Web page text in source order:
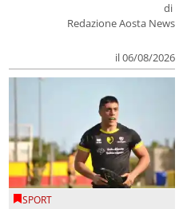
di
Redazione Aosta News
il 06/08/2026
SPORT